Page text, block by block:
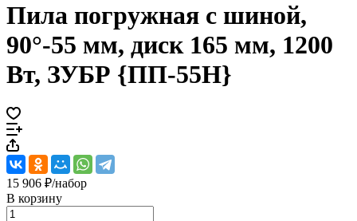
Пила погружная с шиной,
90°-55 мм, диск 165 мм, 1200
Вт, ЗУБР {ПП-55Н}
15 906 ₽/набор
В корзину